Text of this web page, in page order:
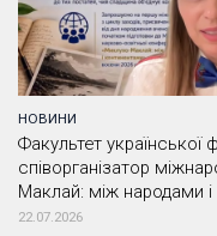
НОВИНИ
Факультет української
співорганізатор
Маклай: між народами
22.07.2026